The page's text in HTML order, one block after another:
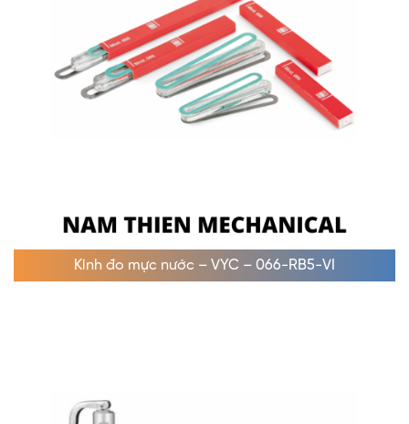
Kính đo mực nước – VYC – 066-RB5-VI